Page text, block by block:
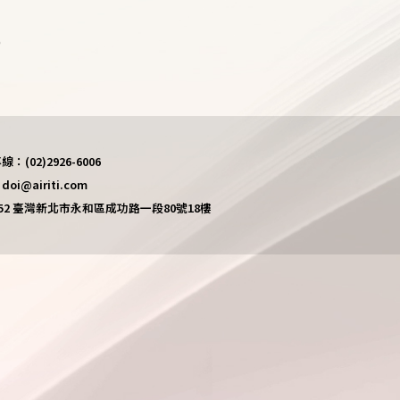
：(02)2926-6006
doi@airiti.com
臺灣新北市永和區成功路一段80號18樓